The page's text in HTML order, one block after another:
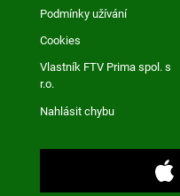
Podmínky užívání
Cookies
Vlastník FTV Prima spol. s
r.o.
Nahlásit chybu